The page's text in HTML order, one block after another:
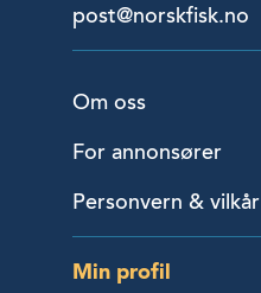
post@norskfisk.no
Om oss
For annonsører
Personvern & vilkår
Min profil